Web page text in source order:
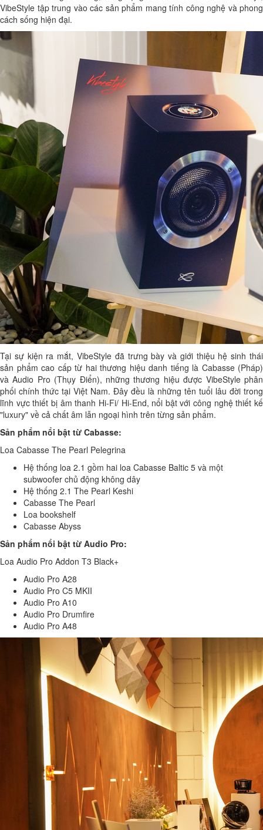
VibeStyle tập trung vào các sản phẩm mang tính công nghệ và phong
cách sống hiện đại.
Tại sự kiện ra mắt, VibeStyle đã trưng bày và giới thiệu hệ sinh thái
sản phẩm cao cấp từ hai thương hiệu danh tiếng là Cabasse (Pháp)
và Audio Pro (Thụy Điển), những thương hiệu được VibeStyle phân
phối chính thức tại Việt Nam. Đây đều là những tên tuổi lâu đời trong
lĩnh vực thiết bị âm thanh Hi-Fi/ Hi-End, nổi bật với công nghệ thiết kế
"luxury" về cả chất âm lẫn ngoại hình trên từng sản phẩm.
Sản phẩm nổi bật từ Cabasse:
Loa Cabasse The Pearl Pelegrina
Hệ thống loa 2.1 gồm hai loa Cabasse Baltic 5 và một
subwoofer chủ động không dây
Hệ thống 2.1 The Pearl Keshi
Cabasse The Pearl
Loa bookshelf
Cabasse Abyss
Sản phẩm nổi bật từ Audio Pro:
Loa Audio Pro Addon T3 Black+
Audio Pro A28
Audio Pro C5 MKII
Audio Pro A10
Audio Pro Drumfire
Audio Pro A48